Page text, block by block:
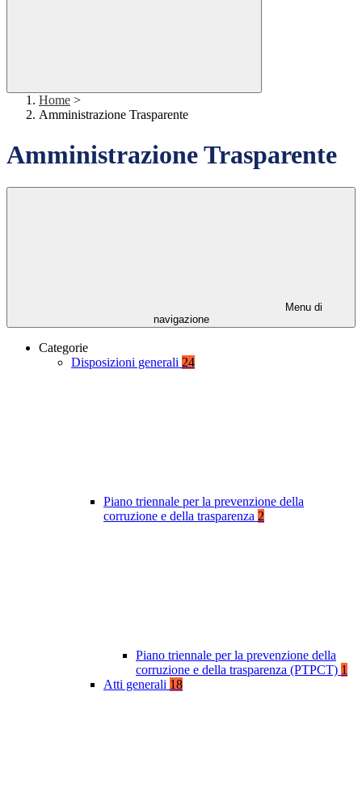
Home >
Amministrazione Trasparente
Amministrazione Trasparente
Menu di
navigazione
Categorie
Disposizioni generali 24
Piano triennale per la prevenzione della
corruzione e della trasparenza 2
Piano triennale per la prevenzione della
corruzione e della trasparenza (PTPCT) 1
Atti generali 18